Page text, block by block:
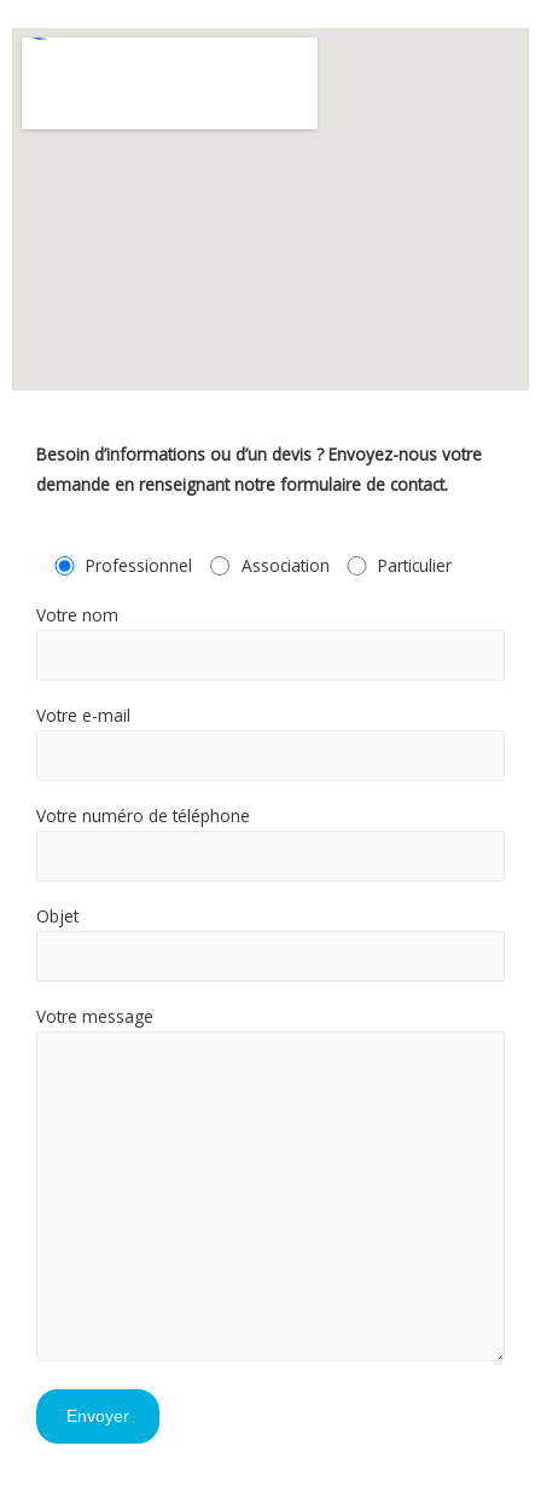
Besoin d’informations ou d’un devis ? Envoyez-nous votre
demande en renseignant notre formulaire de contact.
Professionnel Association Particulier
Votre nom
Votre e-mail
Votre numéro de téléphone
Objet
Votre message